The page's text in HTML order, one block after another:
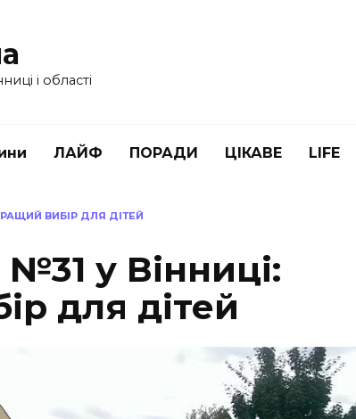
і області
ЛАЙФ ПОРАДИ ЦІКАВЕ LIFE
ВИБІР ДЛЯ ДІТЕЙ
у Вінниці:
для дітей